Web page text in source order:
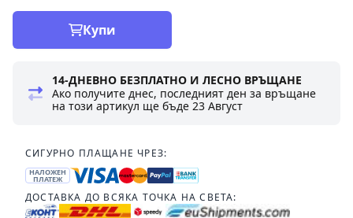
Купи
14-ДНЕВНО БЕЗПЛАТНО И ЛЕСНО ВРЪЩАНЕ
Ако получите днес, последният ден за връщане
на този артикул ще бъде23 Август
СИГУРНО ПЛАЩАНЕ ЧРЕЗ:
НАЛОЖЕН
ПЛАТЕЖ
ДОСТАВКА ДО ВСЯКА ТОЧКА НА СВЕТА: